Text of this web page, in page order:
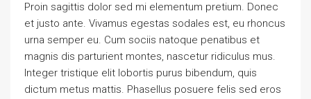
Proin sagittis dolor sed mi elementum pretium. Donec
et justo ante. Vivamus egestas sodales est, eu rhoncus
urna semper eu. Cum sociis natoque penatibus et
magnis dis parturient montes, nascetur ridiculus mus.
Integer tristique elit lobortis purus bibendum, quis
dictum metus mattis. Phasellus posuere felis sed eros